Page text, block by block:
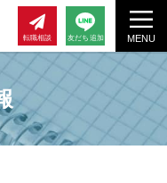
MENU
転職相談 友だち追加